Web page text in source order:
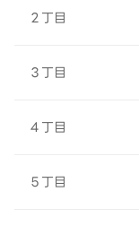
２丁目
３丁目
４丁目
５丁目